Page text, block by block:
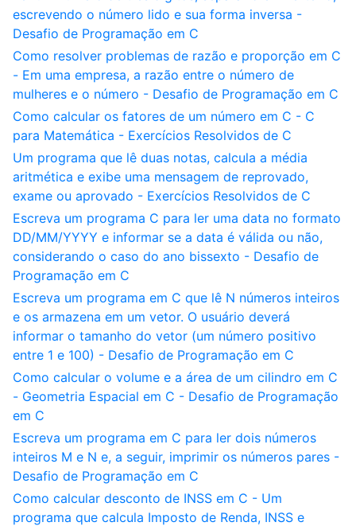
escrevendo o número lido e sua forma inversa -
Desafio de Programação em C
Como resolver problemas de razão e proporção em C
- Em uma empresa, a razão entre o número de
mulheres e o número - Desafio de Programação em C
Como calcular os fatores de um número em C - C
para Matemática - Exercícios Resolvidos de C
Um programa que lê duas notas, calcula a média
aritmética e exibe uma mensagem de reprovado,
exame ou aprovado - Exercícios Resolvidos de C
Escreva um programa C para ler uma data no formato
DD/MM/YYYY e informar se a data é válida ou não,
considerando o caso do ano bissexto - Desafio de
Programação em C
Escreva um programa em C que lê N números inteiros
e os armazena em um vetor. O usuário deverá
informar o tamanho do vetor (um número positivo
entre 1 e 100) - Desafio de Programação em C
Como calcular o volume e a área de um cilindro em C
- Geometria Espacial em C - Desafio de Programação
em C
Escreva um programa em C para ler dois números
inteiros M e N e, a seguir, imprimir os números pares -
Desafio de Programação em C
Como calcular desconto de INSS em C - Um
programa que calcula Imposto de Renda, INSS e